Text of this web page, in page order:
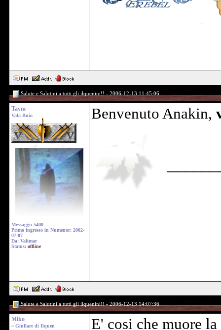
Salute e Salutini a tutti gli ilquenini!! - 2006-12-13 11:45:06
Taym
Vala Buio
Messaggi: 5400
Primo ingresso in Numenor: 2002-
07-07
Da: Valimar
Status: offline
Benvenuto Anakin,
Salute e Salutini a tutti gli ilquenini!! - 2006-12-13 14:07:36
Miko
~ Giullare di Ilquen E' cosi che muore